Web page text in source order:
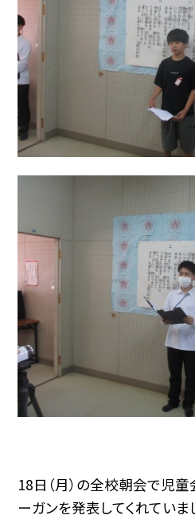
18日（月）の全校朝会で児
ーガンを発表してくれていま